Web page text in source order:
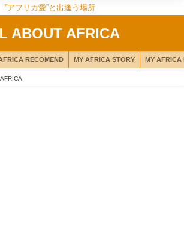
”アフリカ愛”と出逢う場所
ABOUT AFRICA
RECOMEND MY AFRICA STORY MY AFRICA